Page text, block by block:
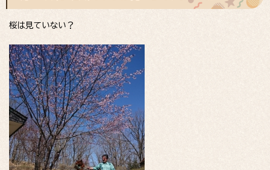
桜は見ていない？